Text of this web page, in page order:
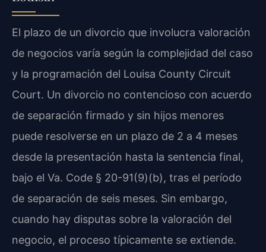
El plazo de un divorcio que involucra valoración
de negocios varía según la complejidad del caso
y la programación del Louisa County Circuit
Court. Un divorcio no contencioso con acuerdo
de separación firmado y sin hijos menores
puede resolverse en un plazo de 2 a 4 meses
desde la presentación hasta la sentencia final,
bajo el Va. Code § 20-91(9)(b), tras el período
de separación de seis meses. Sin embargo,
cuando hay disputas sobre la valoración del
negocio, el proceso típicamente se extiende.